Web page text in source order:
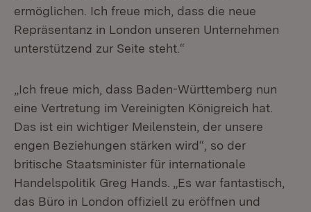
ermöglichen. Ich freue mich, dass die neue
Repräsentanz in London unseren Unternehmen
unterstützend zur Seite steht.“
„Ich freue mich, dass Baden-Württemberg nun
eine Vertretung im Vereinigten Königreich hat.
Das ist ein wichtiger Meilenstein, der unsere
engen Beziehungen stärken wird“, so der
britische Staatsminister für internationale
Handelspolitik Greg Hands. „Es war fantastisch,
das Büro in London offiziell zu eröffnen und